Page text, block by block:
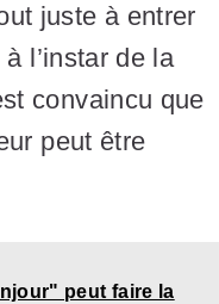
juste à entrer
l’instar de la
convaincu que
peut être
peut faire la